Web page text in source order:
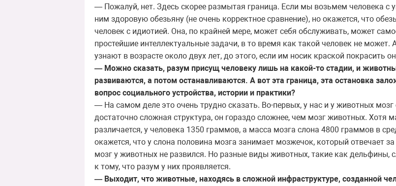
— Пожалуй, нет. Здесь скорее размытая граница. Если мы возьмем человека с
ним здоровую обезьяну (не очень корректное сравнение), но окажется, что
человек с идиотией. Она, по крайней мере, может себя обслуживать, может
простейшие интеллектуальные задачи, в то время как такой человек не может.
узнают в возрасте около двух лет, до этого, если им носик краской покрасить
— Можно сказать, разум присущ человеку лишь на какой-то стадии, и
развиваются, а потом останавливаются. А вот эта граница, эта остановка
вопрос социального устройства, истории и практики?
— На самом деле это очень трудно сказать. Во-первых, у нас и у животных мозг
достаточно сложная структура, он гораздо сложнее, чем мозг животных. Хотя
различается, у человека 1350 граммов, а масса мозга слона 4800 граммов в
окажется, что у слона половина мозга занимает мозжечок, который отвечает
мозг у животных не развился. Но разные виды животных, такие как дельфины,
к тому, что разум у них проявляется.
— Выходит, что животные, находясь в сложной инфраструктуре, созданной